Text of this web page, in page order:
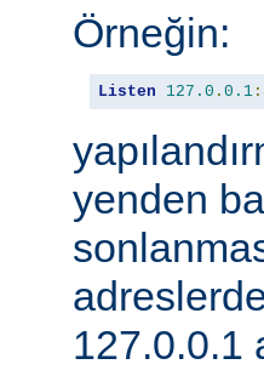
Örneğin:
Listen 127.0 . 0.1 :
yenden
127.0.0.1